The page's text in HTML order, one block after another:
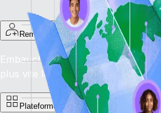
Remote Recruit
Embauchez les meilleurs, partout
plus vite les candidats idéaux.
Plateforme d’offres d’emploi de Remote